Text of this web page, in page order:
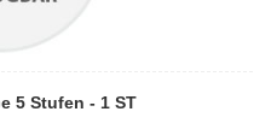
5 Stufen - 1 ST